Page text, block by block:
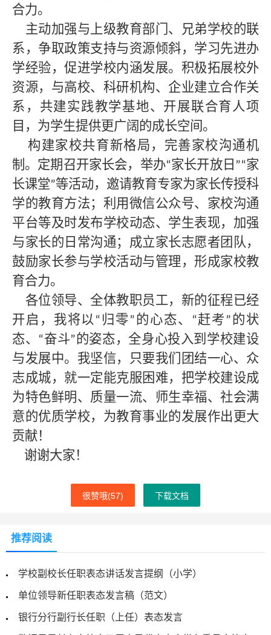
合力。
主动加强与上级教育部门、兄弟学校的联
系，争取政策支持与资源倾斜，学习先进办
学经验，促进学校内涵发展。积极拓展校外
资源，与高校、科研机构、企业建立合作关
系，共建实践教学基地、开展联合育人项
目，为学生提供更广阔的成长空间。
构建家校共育新格局，完善家校沟通机
制。定期召开家长会，举办“家长开放日 ”“家
长课堂”等活动，邀请教育专家为家长传授科
学的教育方法；利用微信公众号、家校沟通
平台等及时发布学校动态、学生表现，加强
与家长的日常沟通；成立家长志愿者团队，
鼓励家长参与学校活动与管理，形成家校教
育合力。
各位领导、全体教职员工，新的征程已经
开启，我将以 “ 归零”的心态、 “赶考”的状
态、
“奋斗”的姿态，全身心投入到学校建设
与发展中。我坚信，只要我们团结一心、众
志成城，就一定能克服困难，把学校建设成
为特色鲜明、质量一流、师生幸福、社会满
意的优质学校，为教育事业的发展作出更大
贡献！
谢谢大家！
很赞哦(57) 下载文档
推荐阅读
学校副校长任职表态讲话发言提纲（小学）
单位领导新任职表态发言稿（范文）
银行分行副行长任职（上任）表态发言